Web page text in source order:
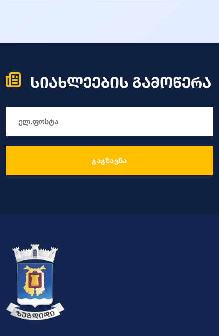
სიახლეების გამოწერა
გაგზავნა